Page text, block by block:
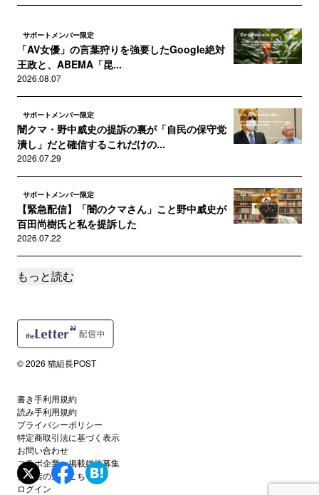
サポートメンバー限定
「AV女優」の言葉狩りを強要したGoogle絶対
王政と、ABEMA「昆...
2026.08.07
サポートメンバー限定
闇クマ・野中威史の提訴の裏が「自民の保守党
潰し」だと確信するこれだけの...
2026.07.29
サポートメンバー限定
【緊急配信】「闇のクマさん」こと野中威史が
百田尚樹氏と私を提訴した
2026.07.22
サポートメンバー限定
2026.07.20
佐藤二朗氏を破壊した「人権ビジネス」の異様
2026.07.12
サポートメンバー限定
木原事件に新展開 妻・郁子氏の犯行関与を示
す「新証拠」を「伝説の取調官...
2026.07.07
もっと読む
© 2026 猫組長POST
書き手利用規約
読み手利用規約
プライバシーポリシー
特定商取引法に基づく表示
お問い合わせ
コラボ企業・掲載媒体募集
代理店の方はこちら
ログイン